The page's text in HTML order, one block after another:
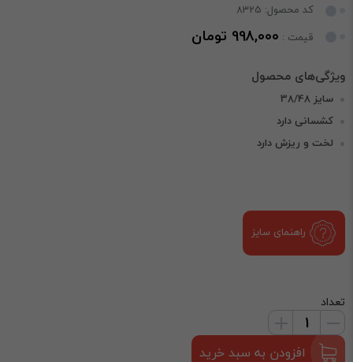
کد محصول: 8325
قیمت : 998,000 تومان
سایز 38/48
کشسانی دارد
لخت و ریزش دارد
راهنمای سایز
تعداد
افزودن به سبد خرید